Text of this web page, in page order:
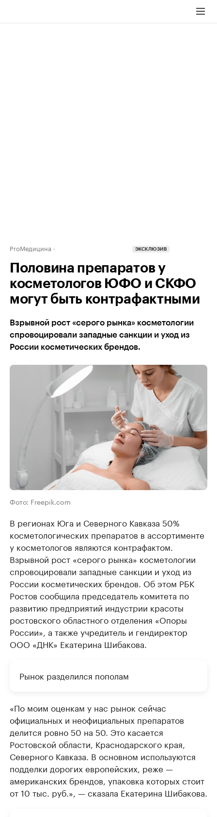
ProМедицина ЭКСКЛЮЗИВ
Половина препаратов у
косметологов ЮФО и СКФО
могут быть контрафактными
Взрывной рост «серого рынка» косметологии
спровоцировали западные санкции и уход из
России косметических брендов.
Фото: Freepik.com
В регионах Юга и Северного Кавказа 50%
косметологических препаратов в ассортименте
у косметологов являются контрафактом.
Взрывной рост «серого рынка» косметологии
спровоцировали западные санкции и уход из
России косметических брендов. Об этом РБК
Ростов сообщила председатель комитета по
развитию предприятий индустрии красоты
ростовского областного отделения «Опоры
России», а также учредитель и гендиректор
ООО «ДНК» Екатерина Шибакова.
Рынок разделился пополам
«По моим оценкам у нас рынок сейчас
официальных и неофициальных препаратов
делится ровно 50 на 50. Это касается
Ростовской области, Краснодарского края,
Северного Кавказа. В основном используются
подделки дорогих европейских, реже —
американских брендов, упаковка которых стоит
от 10 тыс. руб.», — сказала Екатерина Шибакова.